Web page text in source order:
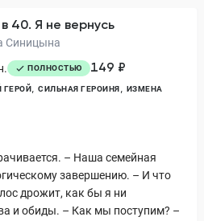
40. Я не вернусь
Синицына
ПОЛНОСТЬЮ 149 ₽
ГЕРОЙ СИЛЬНАЯ ГЕРОИНЯ ИЗМЕНА
– Наша семейная
завершению. – И что
дрожит, как бы я ни
и обиды. – Как мы поступим? –